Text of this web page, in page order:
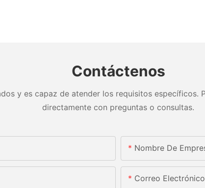
Contáctenos
y es capaz de atender los requisitos
directamente con preguntas o consultas.
Nombre De
Correo Electrónico